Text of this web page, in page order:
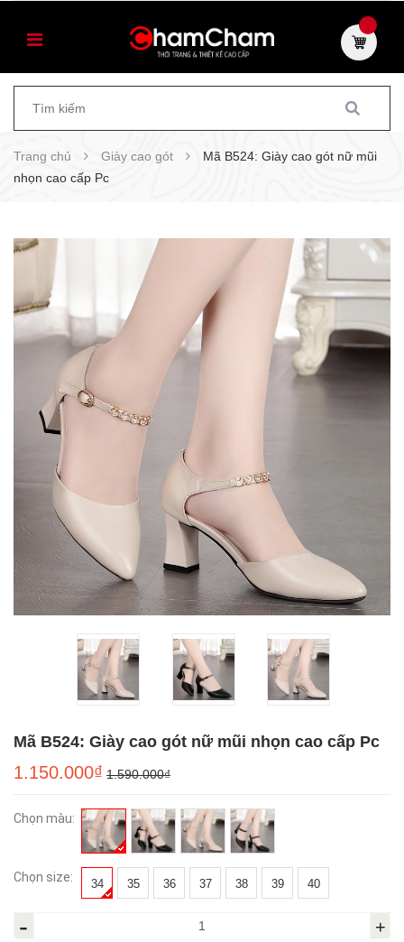
Trang chủ Giày cao gót
Mã B524: Giày cao gót nữ mũi
nhọn cao cấp Pc
Mã B524: Giày cao gót nữ mũi nhọn cao cấp Pc
1.150.000₫ 1.590.000₫
Chọn màu:
Chọn size: 34 35 36 37 38 39 40
- +